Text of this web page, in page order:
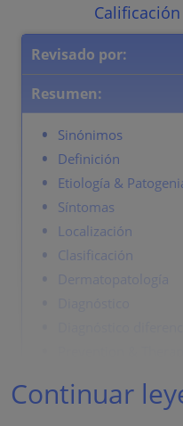
Revisado por:
Resumen:
Sinónimos
Definición
Etiología &
Síntomas
Localización
Clasificación
Dermatopatología
Continuar